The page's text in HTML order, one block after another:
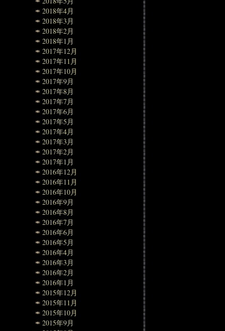
2018年4月
2018年3月
2018年2月
2018年1月
2017年12月
2017年11月
2017年10月
2017年9月
2017年8月
2017年7月
2017年6月
2017年5月
2017年4月
2017年3月
2017年2月
2017年1月
2016年12月
2016年11月
2016年10月
2016年9月
2016年8月
2016年7月
2016年6月
2016年5月
2016年4月
2016年3月
2016年2月
2016年1月
2015年12月
2015年11月
2015年10月
2015年9月